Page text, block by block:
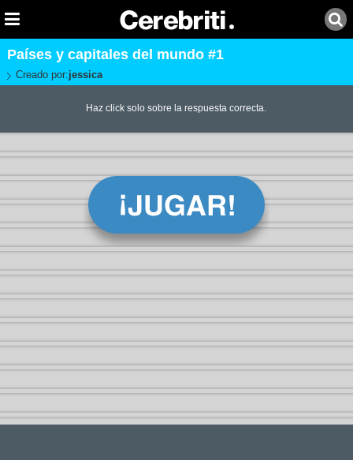
Países y capitales del mundo #1
Creado por:jessica
Haz click solo sobre la respuesta correcta.